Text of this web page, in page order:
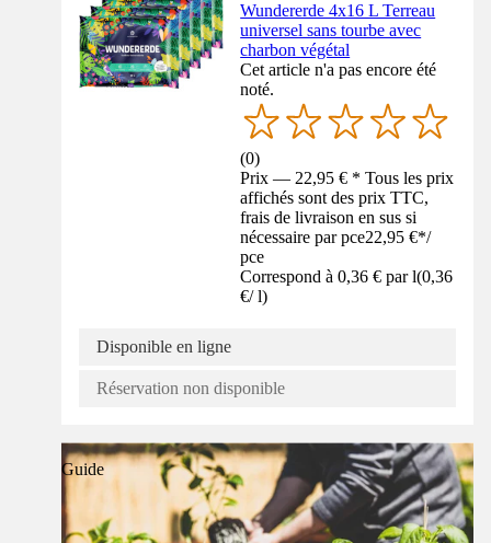
Wundererde 4x16 L Terreau
universel sans tourbe avec
charbon végétal
Cet article n'a pas encore été
noté.
(0)
Prix — 22,95 € * Tous les prix
affichés sont des prix TTC,
frais de livraison en sus si
nécessaire par pce22,95 €*/
pce
Correspond à 0,36 € par l(0,36
€/ l)
Disponible en ligne
Réservation non disponible
Guide